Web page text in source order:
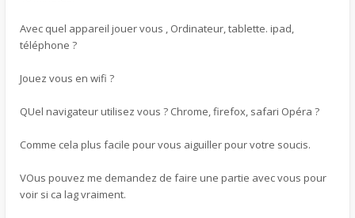
Avec quel appareil jouer vous , Ordinateur, tablette. ipad,
téléphone ?
Jouez vous en wifi ?
QUel navigateur utilisez vous ? Chrome, firefox, safari Opéra ?
Comme cela plus facile pour vous aiguiller pour votre soucis.
VOus pouvez me demandez de faire une partie avec vous pour
voir si ca lag vraiment.